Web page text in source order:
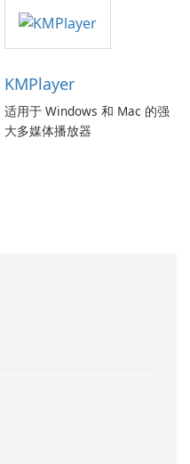
KMPlayer
适用于 Windows 和 Mac 的强
大多媒体播放器